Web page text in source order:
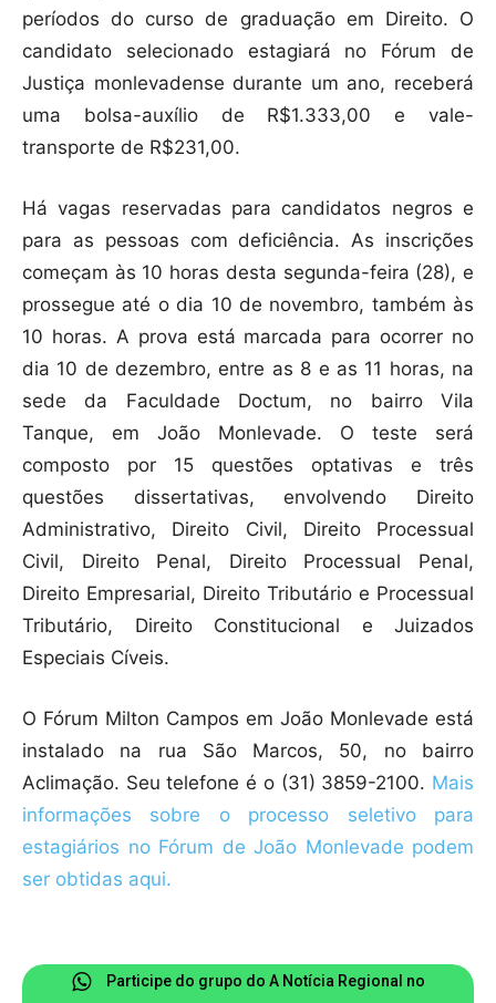
períodos do curso de graduação em Direito. O
candidato selecionado estagiará no Fórum de
Justiça monlevadense durante um ano, receberá
uma bolsa-auxílio de R$1.333,00 e vale-
transporte de R$231,00.
Há vagas reservadas para candidatos negros e
para as pessoas com deficiência. As inscrições
começam às 10 horas desta segunda-feira (28), e
prossegue até o dia 10 de novembro, também às
10 horas. A prova está marcada para ocorrer no
dia 10 de dezembro, entre as 8 e as 11 horas, na
sede da Faculdade Doctum, no bairro Vila
Tanque, em João Monlevade. O teste será
composto por 15 questões optativas e três
questões dissertativas, envolvendo Direito
Administrativo, Direito Civil, Direito Processual
Civil, Direito Penal, Direito Processual Penal,
Direito Empresarial, Direito Tributário e Processual
Tributário, Direito Constitucional e Juizados
Especiais Cíveis.
O Fórum Milton Campos em João Monlevade está
instalado na rua São Marcos, 50, no bairro
Aclimação. Seu telefone é o (31) 3859-2100. Mais
informações sobre o processo seletivo para
estagiários no Fórum de João Monlevade podem
ser obtidas aqui.
Participe do grupo do A Notícia Regional no